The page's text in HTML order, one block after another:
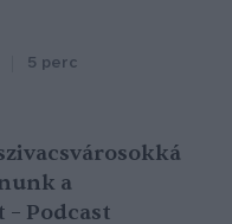
5 perc
a
Podcast